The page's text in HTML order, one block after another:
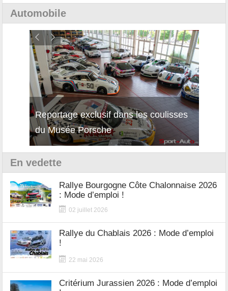
Automobile
Reportage exclusif dans les coulisses
du Musée Porsche
En vedette
Rallye Bourgogne Côte Chalonnaise 2026
: Mode d’emploi !
02 juillet 2026
Rallye du Chablais 2026 : Mode d’emploi
!
22 mai 2026
Critérium Jurassien 2026 : Mode d’emploi